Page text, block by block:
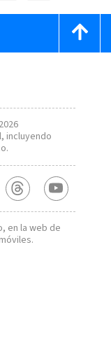
incluyendo
en la web de